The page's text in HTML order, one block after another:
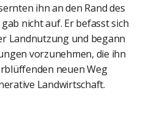
ihn an den Rand des
nicht auf. Er befasst sich
Landnutzung und begann
vorzunehmen, die ihn
neuen Weg
Landwirtschaft.